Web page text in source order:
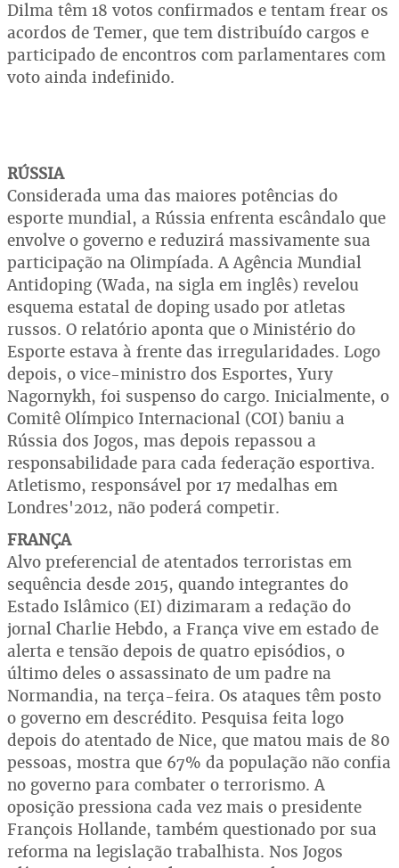
Dilma têm 18 votos confirmados e tentam frear os
acordos de Temer, que tem distribuído cargos e
participado de encontros com parlamentares com
voto ainda indefinido.
RÚSSIA
Considerada uma das maiores potências do
esporte mundial, a Rússia enfrenta escândalo que
envolve o governo e reduzirá massivamente sua
participação na Olimpíada. A Agência Mundial
Antidoping (Wada, na sigla em inglês) revelou
esquema estatal de doping usado por atletas
russos. O relatório aponta que o Ministério do
Esporte estava à frente das irregularidades. Logo
depois, o vice-ministro dos Esportes, Yury
Nagornykh, foi suspenso do cargo. Inicialmente, o
Comitê Olímpico Internacional (COI) baniu a
Rússia dos Jogos, mas depois repassou a
responsabilidade para cada federação esportiva.
Atletismo, responsável por 17 medalhas em
Londres'2012, não poderá competir.
FRANÇA
Alvo preferencial de atentados terroristas em
sequência desde 2015, quando integrantes do
Estado Islâmico (EI) dizimaram a redação do
jornal Charlie Hebdo, a França vive em estado de
alerta e tensão depois de quatro episódios, o
último deles o assassinato de um padre na
Normandia, na terça-feira. Os ataques têm posto
o governo em descrédito. Pesquisa feita logo
depois do atentado de Nice, que matou mais de 80
pessoas, mostra que 67% da população não confia
no governo para combater o terrorismo. A
oposição pressiona cada vez mais o presidente
François Hollande, também questionado por sua
reforma na legislação trabalhista. Nos Jogos